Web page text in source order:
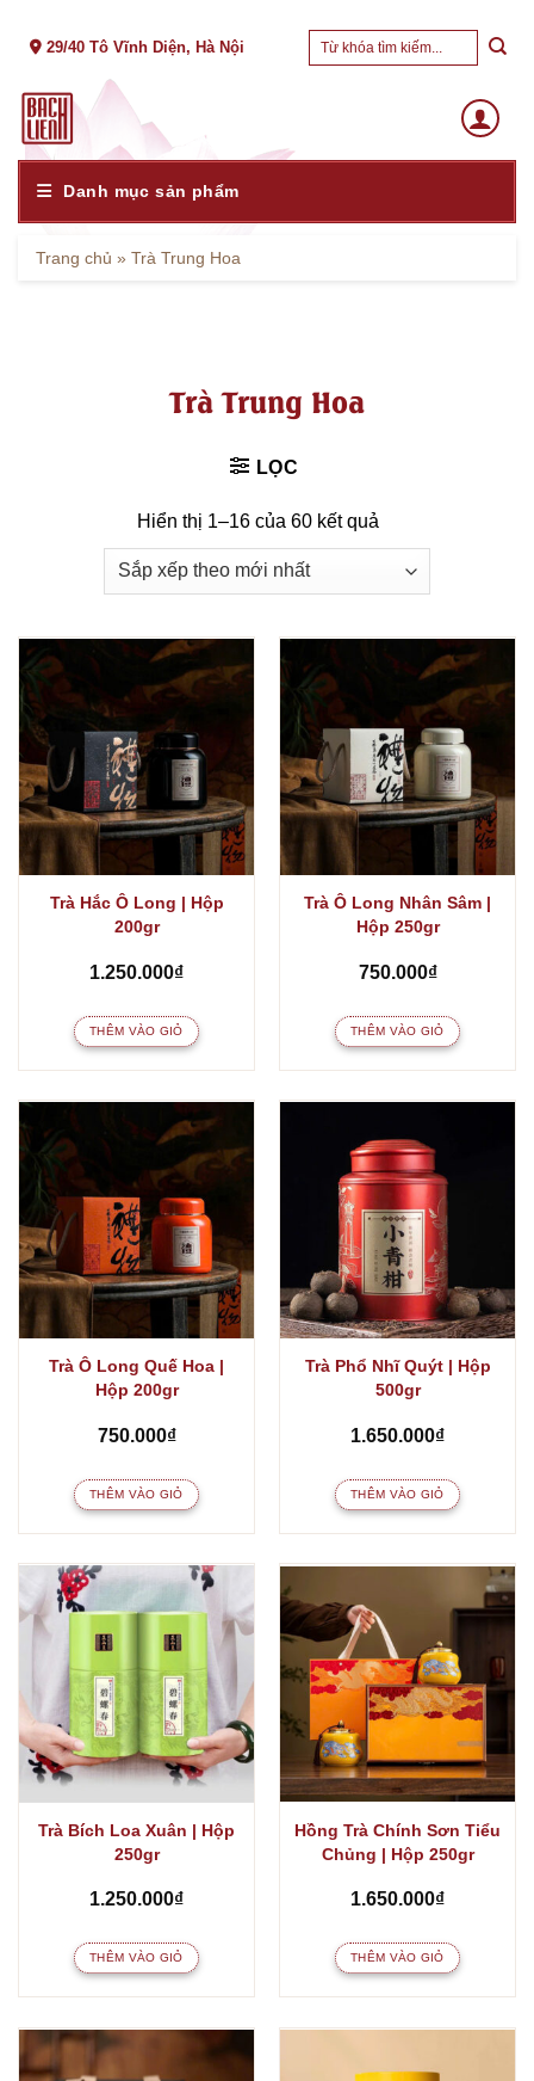
29/40 Tô Vĩnh Diện, Hà Nội
Tìm
Danh mục sản phẩm
Trang chủ » Trà Trung Hoa
Trà Trung Hoa
LỌC
Hiển thị 1–16 của 60 kết quả
Trà Hắc Ô Long | Hộp
200gr
1.250.000₫
THÊM VÀO GIỎ
Trà Ô Long Nhân Sâm |
Hộp 250gr
750.000₫
THÊM VÀO GIỎ
Trà Ô Long Quế Hoa |
Hộp 200gr
750.000₫
THÊM VÀO GIỎ
Trà Phổ Nhĩ Quýt | Hộp
500gr
1.650.000₫
THÊM VÀO GIỎ
Trà Bích Loa Xuân | Hộp
250gr
1.250.000₫
THÊM VÀO GIỎ
Hồng Trà Chính Sơn Tiểu
Chủng | Hộp 250gr
1.650.000₫
THÊM VÀO GIỎ